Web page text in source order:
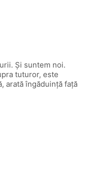
Și suntem noi.
tuturor, este
arată îngăduință față